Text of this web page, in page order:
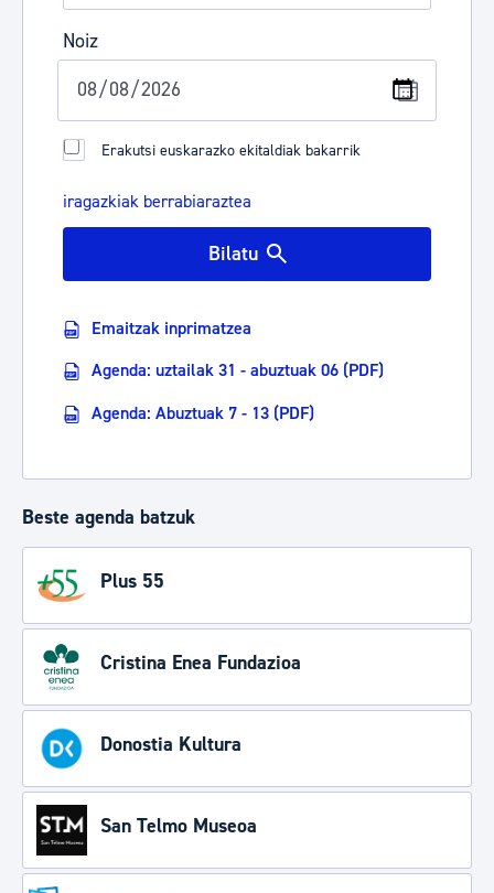
Noiz
Erakutsi euskarazko ekitaldiak bakarrik
iragazkiak berrabiaraztea
Bilatu
Emaitzak inprimatzea
Agenda: uztailak 31 - abuztuak 06 (PDF)
Agenda: Abuztuak 7 - 13 (PDF)
Beste agenda batzuk
Plus 55
Cristina Enea Fundazioa
Donostia Kultura
San Telmo Museoa